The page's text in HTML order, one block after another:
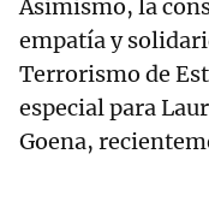
Asimismo, la
empatía y
Terrorismo de
especial para
Goena,